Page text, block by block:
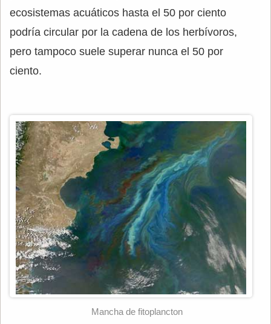
ecosistemas acuáticos hasta el 50 por ciento
podría circular por la cadena de los herbívoros,
pero tampoco suele superar nunca el 50 por
ciento.
Mancha de fitoplancton